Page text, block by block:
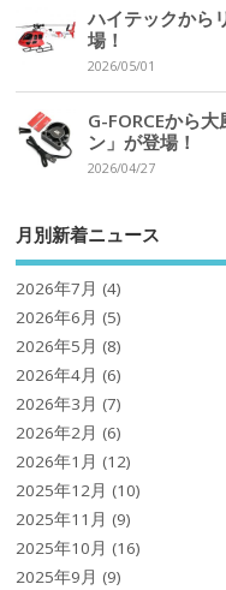
ハイテックから
場！
2026/05/01
G-FORCEから
ン」が登場！
2026/04/27
月別新着ニュース
2026年7月 (4)
2026年6月 (5)
2026年5月 (8)
2026年4月 (6)
2026年3月 (7)
2026年2月 (6)
2026年1月 (12)
2025年12月 (10)
2025年11月 (9)
2025年10月 (16)
2025年9月 (9)